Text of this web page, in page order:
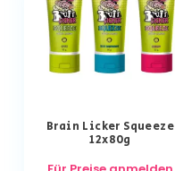
Brain Licker Squeeze
12x80g